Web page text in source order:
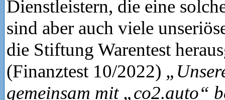
Dienstleistern, die eine
sind aber auch viele
die Stiftung Warentest
(Finanztest 10/2022)
gemeinsam mit „co2.auto“